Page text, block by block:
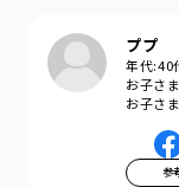
ププ
年代:40
お子さ
お子さ
参